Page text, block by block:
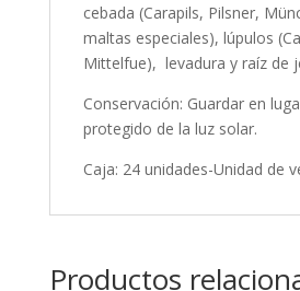
cebada (Carapils, Pilsner,
maltas especiales), lúpulos
Mittelfue), levadura y raíz de
Conservación: Guardar en
protegido de la luz solar.
Caja: 24 unidades-Unidad de
Productos